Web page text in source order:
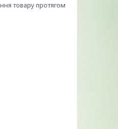
товару протягом